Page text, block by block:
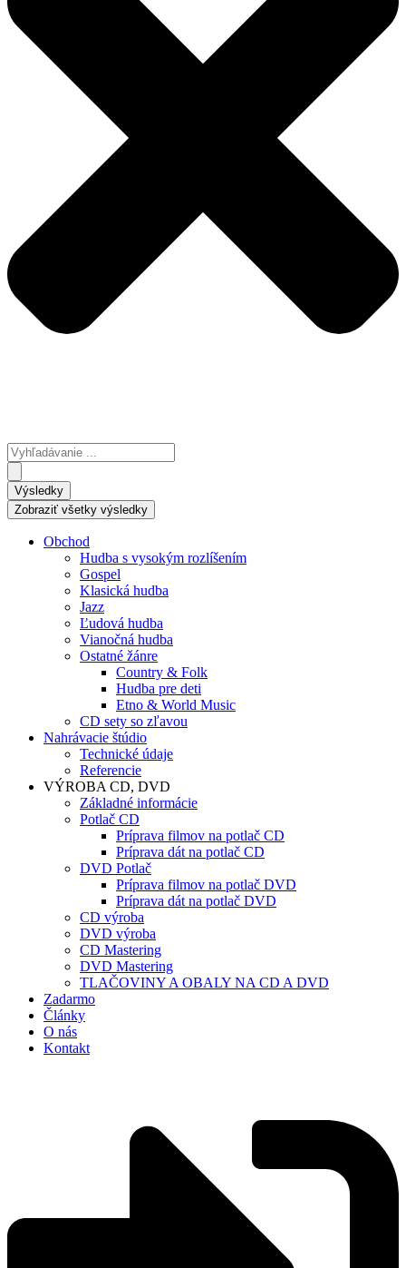
Search
...
Výsledky
Zobraziť všetky výsledky
Obchod
Hudba s vysokým rozlíšením
Gospel
Klasická hudba
Jazz
Ľudová hudba
Vianočná hudba
Ostatné žánre
Country & Folk
Hudba pre deti
Etno & World Music
CD sety so zľavou
Nahrávacie štúdio
Technické údaje
Referencie
VÝROBA CD, DVD
Základné informácie
Potlač CD
Príprava filmov na potlač CD
Príprava dát na potlač CD
DVD Potlač
Príprava filmov na potlač DVD
Príprava dát na potlač DVD
CD výroba
DVD výroba
CD Mastering
DVD Mastering
TLAČOVINY A OBALY NA CD A DVD
Zadarmo
Články
O nás
Kontakt